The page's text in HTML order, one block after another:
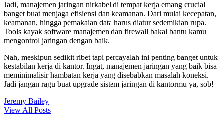
Jadi, manajemen jaringan nirkabel di tempat kerja emang crucial
banget buat menjaga efisiensi dan keamanan. Dari mulai kecepatan,
keamanan, hingga pemakaian data harus diatur sedemikian rupa.
Tools kayak software manajemen dan firewall bakal bantu kamu
mengontrol jaringan dengan baik.
Nah, meskipun sedikit ribet tapi percayalah ini penting banget untuk
kestabilan kerja di kantor. Ingat, manajemen jaringan yang baik bisa
meminimalisir hambatan kerja yang disebabkan masalah koneksi.
Jadi jangan ragu buat upgrade sistem jaringan di kantormu ya, sob!
Jeremy Bailey
View All Posts